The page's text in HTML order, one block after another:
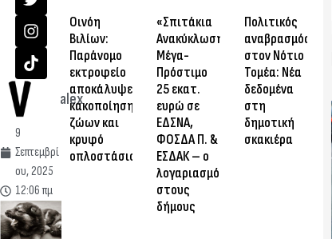
alex
9
Σεπτεμβρί
ου, 2025
12:06 πμ
Οινόη
Βιλίων:
Παράνομο
εκτροφείο
αποκάλυψε
κακοποίηση
ζώων και
κρυφό
οπλοστάσιο
«Σπιτάκια
Ανακύκλωσης»:
Μέγα-
Πρόστιμο
25 εκατ.
ευρώ σε
ΕΔΣΝΑ,
ΦΟΣΔΑ Π. &
ΕΣΔΑΚ – ο
λογαριασμός
στους
δήμους
Πολιτικός
αναβρασμός
στον Νότιο
Τομέα: Νέα
δεδομένα
στη
δημοτική
σκακιέρα